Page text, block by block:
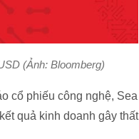
(Ảnh: Bloomberg)
cổ phiếu công nghệ, Sea
quả kinh doanh gây thất